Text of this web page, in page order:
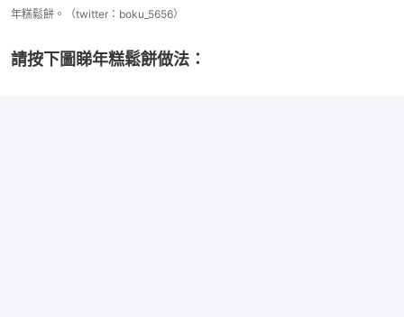
年糕鬆餅。（twitter：boku_5656）
請按下圖睇年糕鬆餅做法：